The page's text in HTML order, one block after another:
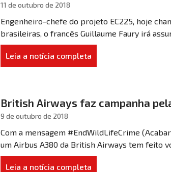
11 de outubro de 2018
Engenheiro-chefe do projeto EC225, hoje
brasileiras, o francês Guillaume Faury irá
Leia a notícia completa
British Airways faz campanha
9 de outubro de 2018
Com a mensagem #EndWildLifeCrime
um Airbus A380 da British Airways tem feito
Leia a notícia completa